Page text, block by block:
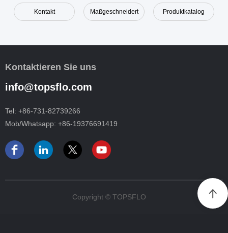
Kontakt Maßgeschneidert Produktkatalog
Kontaktieren Sie uns
info@topsflo.com
Tel: +86-731-82739266
Mob/Whatsapp: +86-19376691419
Copyright © TOPSFLO